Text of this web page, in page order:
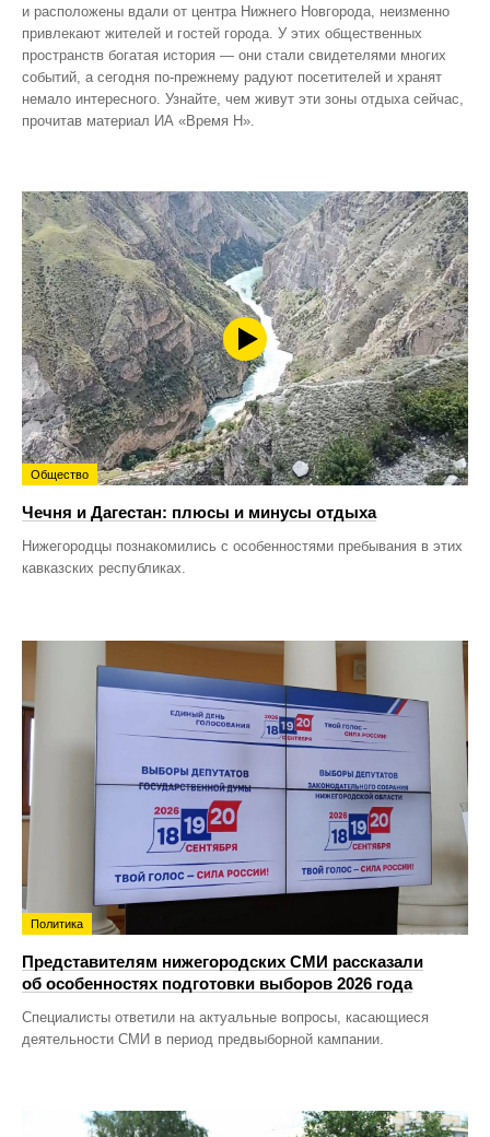
и расположены вдали от центра Нижнего Новгорода, неизменно
привлекают жителей и гостей города. У этих общественных
пространств богатая история — они стали свидетелями многих
событий, а сегодня по‑прежнему радуют посетителей и хранят
немало интересного. Узнайте, чем живут эти зоны отдыха сейчас,
прочитав материал ИА «Время Н».
Общество
Чечня и Дагестан: плюсы и минусы отдыха
Нижегородцы познакомились с особенностями пребывания в этих
кавказских республиках.
Политика
Представителям нижегородских СМИ рассказали
об особенностях подготовки выборов 2026 года
Специалисты ответили на актуальные вопросы, касающиеся
деятельности СМИ в период предвыборной кампании.